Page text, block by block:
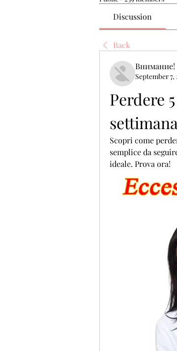
Discussion
Back
Внимание!
September 7,
Perdere
Scopri come
semplice da
ideale. Prova ora!